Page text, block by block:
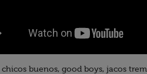
chicos buenos, good boys, jacos